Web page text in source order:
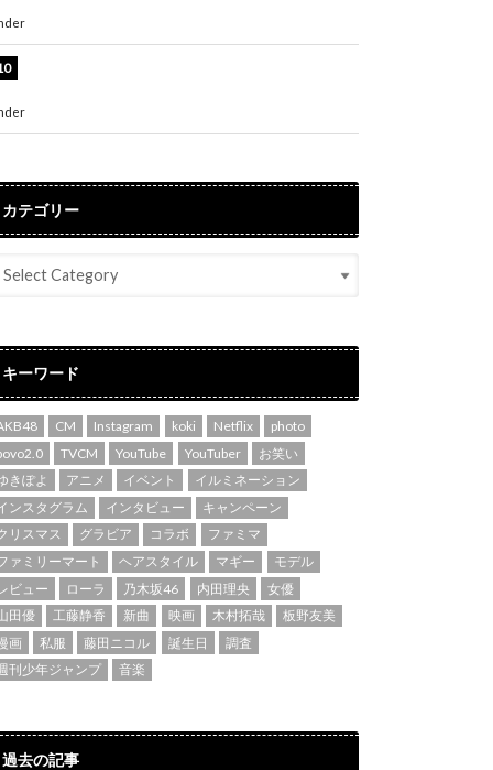
カテゴリー
キーワード
CM Instagram koki Netflix
photo
TVCM YouTube YouTuber
お笑い
きぽよ
アニメ イベント
イルミネーション
ンスタグラム
インタビュー
キャンペーン
リスマス
グラビア コラボ
ファミマ
ァミリーマート
ヘアスタイル マギー
モデル
ビュー
ローラ 乃木坂46 内田理央
女優
田優
工藤静香 新曲 映画 木村拓哉
板野友美
画
私服 藤田ニコル 誕生日
調査
刊少年ジャンプ
音楽
過去の記事